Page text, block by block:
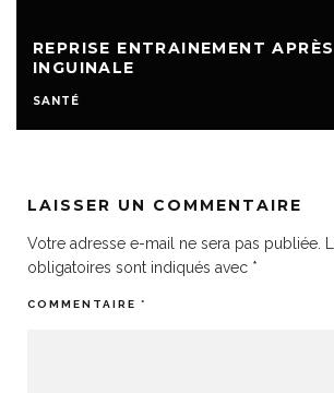
REPRISE ENTRAINEMENT
INGUINALE
SANTÉ
LAISSER UN COMMENTAIRE
Votre adresse e-mail ne sera pas publiée.
obligatoires sont indiqués avec *
COMMENTAIRE *